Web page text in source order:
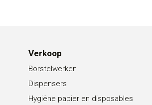
Verkoop
Borstelwerken
Dispensers
Hygiëne papier en disposables